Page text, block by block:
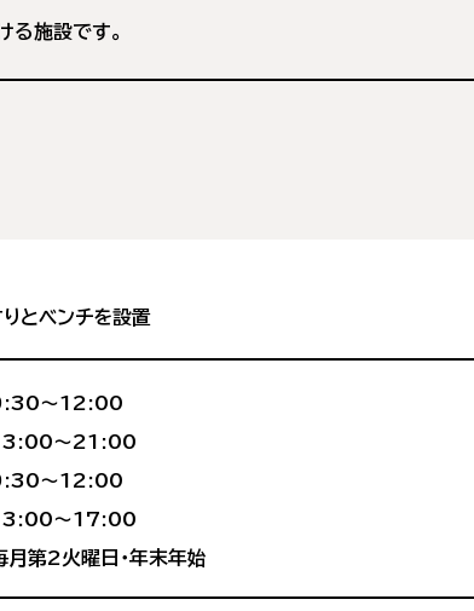
る施設です。
とベンチを設置
〜12:00
〜21:00
〜12:00
〜17:00
月第2火曜日・年末年始